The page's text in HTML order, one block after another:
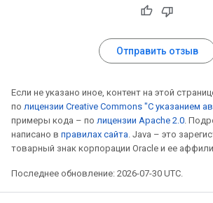
Отправить отзыв
Если не указано иное, контент на этой
по лицензии Creative Commons "С указанием
примеры кода – по лицензии Apache 2.0 .
написано в правилах сайта . Java – это
товарный знак корпорации Oracle и ее
Последнее обновление: 2026-07-30 UTC.